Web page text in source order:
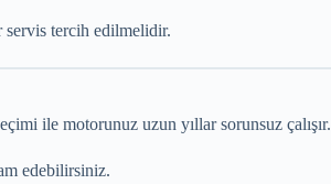
tercih edilmelidir.
ile motorunuz uzun yıllar sorunsuz çalışır.
edebilirsiniz.